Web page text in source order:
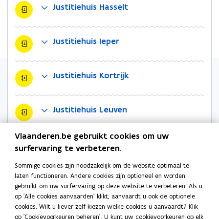
v
e
n
s
e
r
o Justitiehuis Hasselt
Justitiehuis Ieper
Justitiehuis Kortrijk
Justitiehuis Leuven
Justitiehuis Mechelen
Justitiehuis Oudenaarde
Justitiehuis Tongeren
Vlaanderen.be gebruikt cookies om uw
surfervaring te verbeteren.
Sommige cookies zijn noodzakelijk om de website optimaal te
laten functioneren. Andere cookies zijn optioneel en worden
gebruikt om uw surfervaring op deze website te verbeteren. Als u
op 'Alle cookies aanvaarden' klikt, aanvaardt u ook de optionele
cookies. Wilt u liever zelf kiezen welke cookies u aanvaardt? Klik
op 'Cookievoorkeuren beheren'. U kunt uw cookievoorkeuren op elk